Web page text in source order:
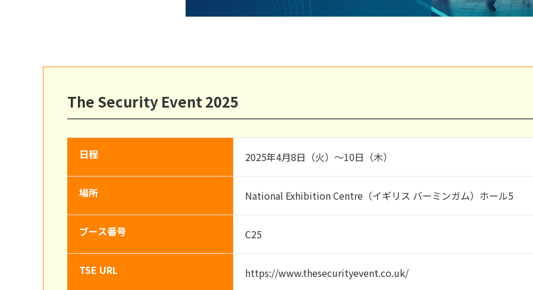
The Security Event 2025
日程 2025年4月8日（火）～10日（木）
場所 National Exhibition Centre（イギリス バーミンガム）ホール5
ブース番号 C25
TSE URL https://www.thesecurityevent.co.uk/